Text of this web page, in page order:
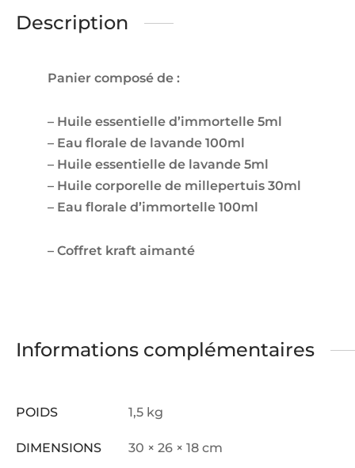
Description
Panier composé de :
– Huile essentielle d’immortelle 5ml
– Eau florale de lavande 100ml
– Huile essentielle de lavande 5ml
– Huile corporelle de millepertuis 30ml
– Eau florale d’immortelle 100ml
– Coffret kraft aimanté
Informations complémentaires
POIDS 1,5 kg
DIMENSIONS 30 × 26 × 18 cm